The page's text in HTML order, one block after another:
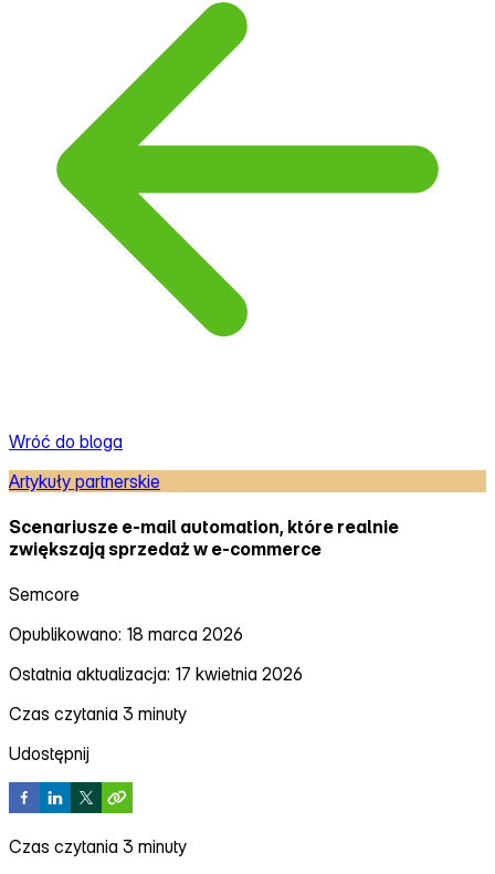
Wróć do bloga
Artykuły partnerskie
Scenariusze e‑mail automation, które realnie
zwiększają sprzedaż w e‑commerce
Semcore
Opublikowano: 18 marca 2026
Ostatnia aktualizacja: 17 kwietnia 2026
Czas czytania 3 minuty
Udostępnij
Czas czytania 3 minuty